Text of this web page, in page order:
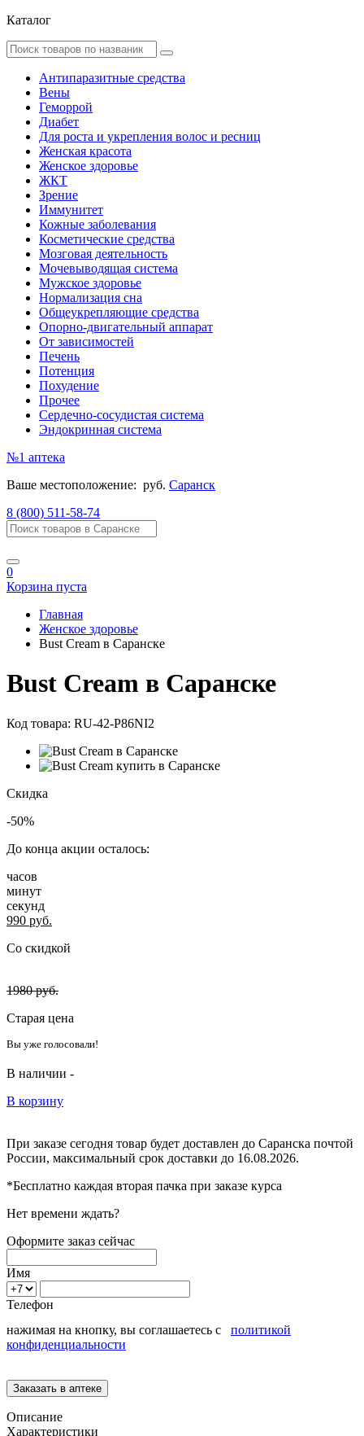
Каталог
Антипаразитные средства
Вены
Геморрой
Диабет
Для роста и укрепления волос и ресниц
Женская красота
Женское здоровье
ЖКТ
Зрение
Иммунитет
Кожные заболевания
Косметические средства
Мозговая деятельность
Мочевыводящая система
Мужское здоровье
Нормализация сна
Общеукрепляющие средства
Опорно-двигательный аппарат
От зависимостей
Печень
Потенция
Похудение
Прочее
Сердечно-сосудистая система
Эндокринная система
№1 аптека
Ваше местоположение: руб. Саранск
8 (800) 511-58-74
0
Корзина пуста
Главная
Женское здоровье
Bust Cream в Саранске
Bust Cream в Саранске
Код товара: RU-42-P86NI2
Скидка
-50%
До конца акции осталось:
часов
минут
секунд
990 руб.
Со скидкой
1980руб.
Старая цена
Вы уже голосовали!
В наличии -
В корзину
При заказе сегодня товар будет доставлен до Саранска почтой
России, максимальный срок доставки до 16.08.2026.
*Бесплатно каждая вторая пачка при заказе курса
Нет времени ждать?
Оформите заказ сейчас
Имя
Телефон
нажимая на кнопку, вы соглашаетесь с политикой
конфиденциальности
Описание
Характеристики